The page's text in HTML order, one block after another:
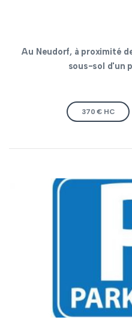
Au Neudorf, à proximité
sous-sol d'un
370 € HC